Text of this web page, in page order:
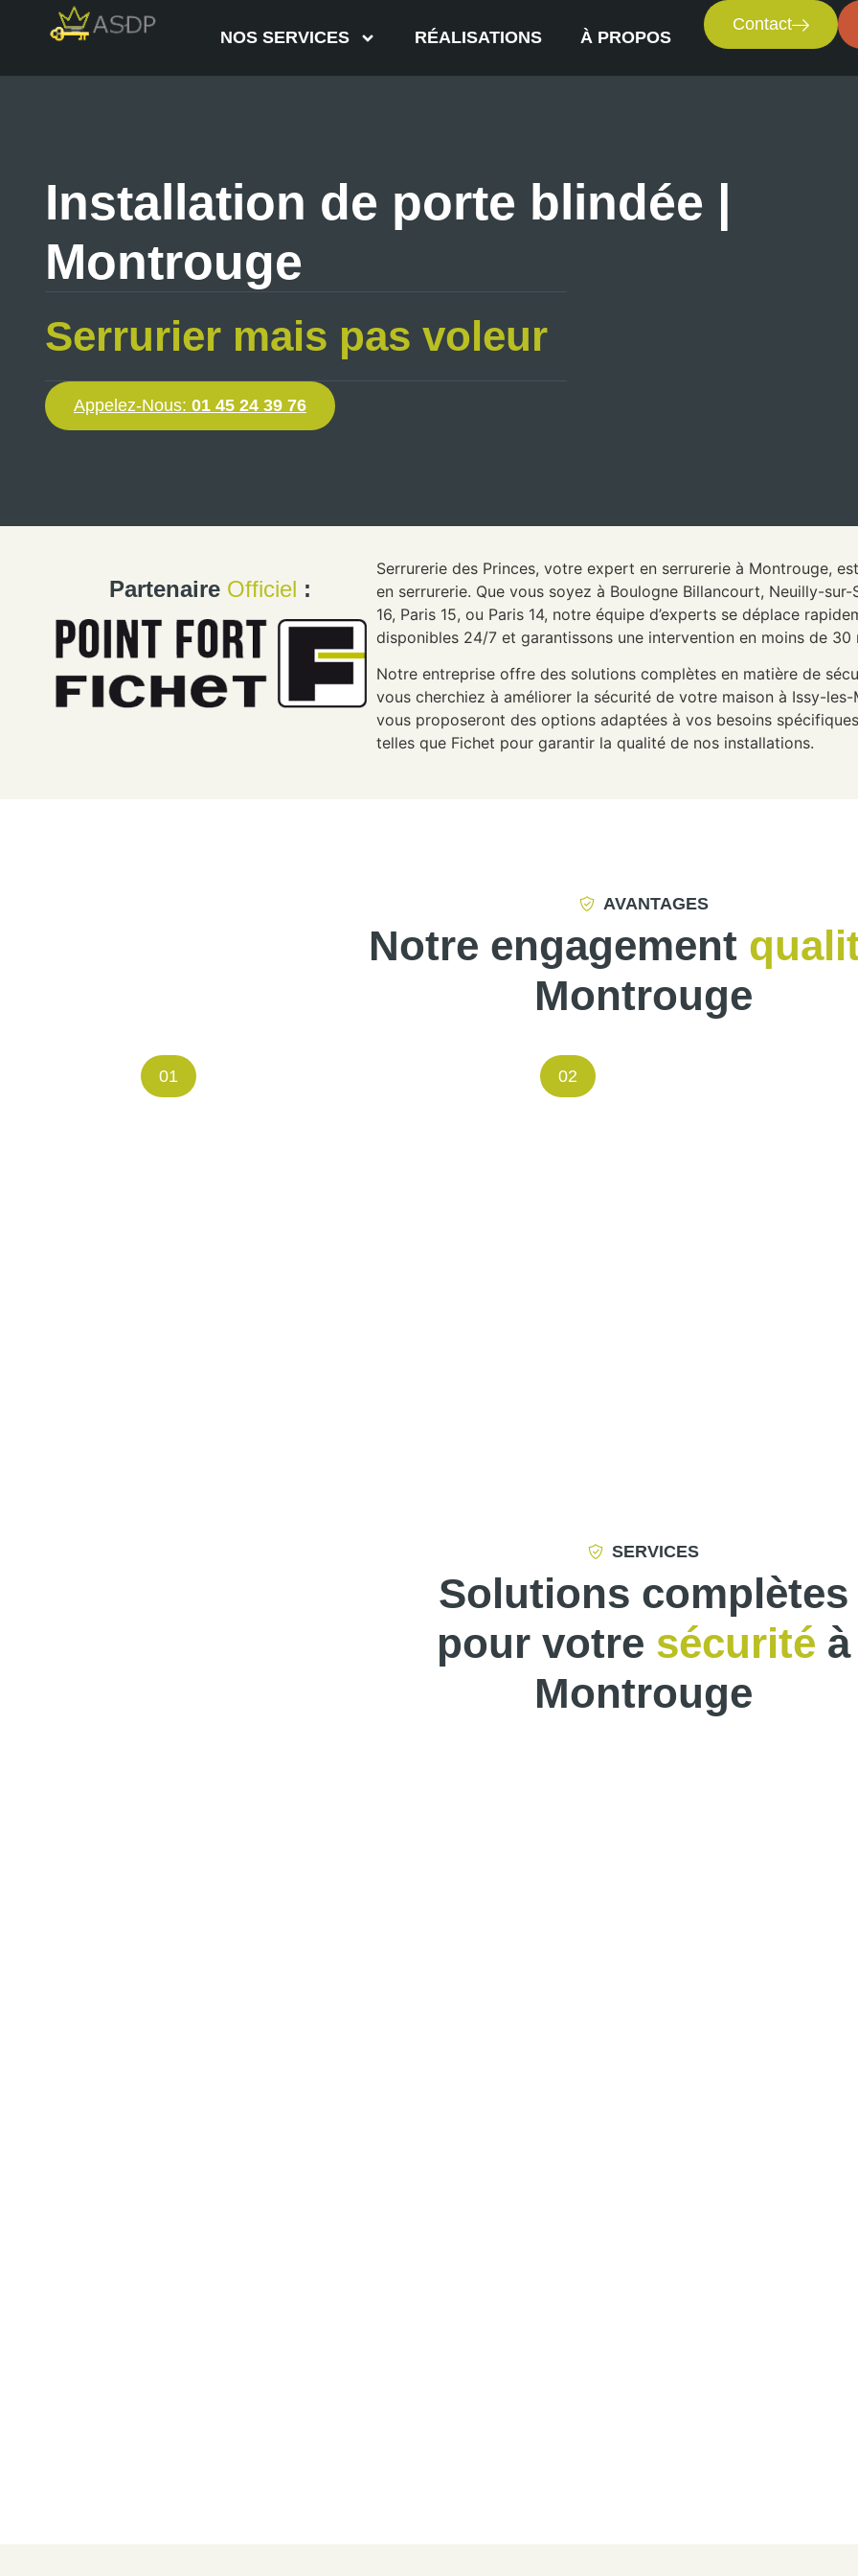
Contact
NOS SERVICES RÉALISATIONS À PROPOS
Installation de porte blindée |
Montrouge
Serrurier mais pas voleur
Appelez-Nous: 01 45 24 39 76
Partenaire Officiel :
Serrurerie des Princes, votre expert en serrurerie à Montrouge,
en serrurerie. Que vous soyez à Boulogne Billancourt, Neuilly-
16, Paris 15, ou Paris 14, notre équipe d’experts se déplace
disponibles 24/7 et garantissons une intervention en moins de
Notre entreprise offre des solutions complètes en matière de
vous cherchiez à améliorer la sécurité de votre maison à Issy-
vous proposeront des options adaptées à vos besoins
telles que Fichet pour garantir la qualité de nos installations.
AVANTAGES
Notre engagement
Montrouge
01 02
SERVICES
Solutions complètes
pour votre sécurité à
Montrouge